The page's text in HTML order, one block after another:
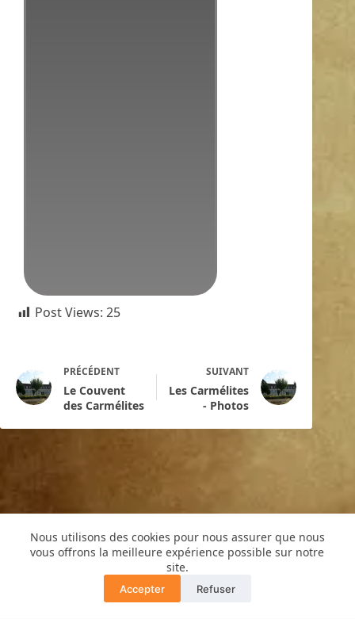
Nous utilisons des cookies pour nous assurer que nous
vous offrons la meilleure expérience possible sur notre
site.
Accepter Refuser
Post Views: 25
PRÉCÉDENT
Le Couvent
des Carmélites
SUIVANT
Les Carmélites
- Photos
Copyright © 2016 -Cyril de Grivel
PLAN DU SITE
MENTIONS LÉGALES
POLITIQUE CONFIDENTIALITÉ